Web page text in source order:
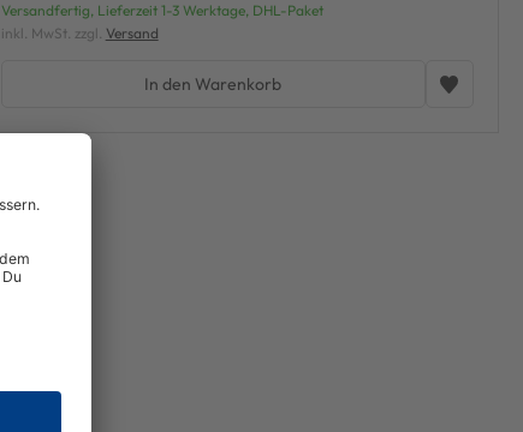
Versandfertig, Lieferzeit 1-3 Werktage, DHL-Paket
inkl. MwSt. zzgl. Versand
In den Warenkorb